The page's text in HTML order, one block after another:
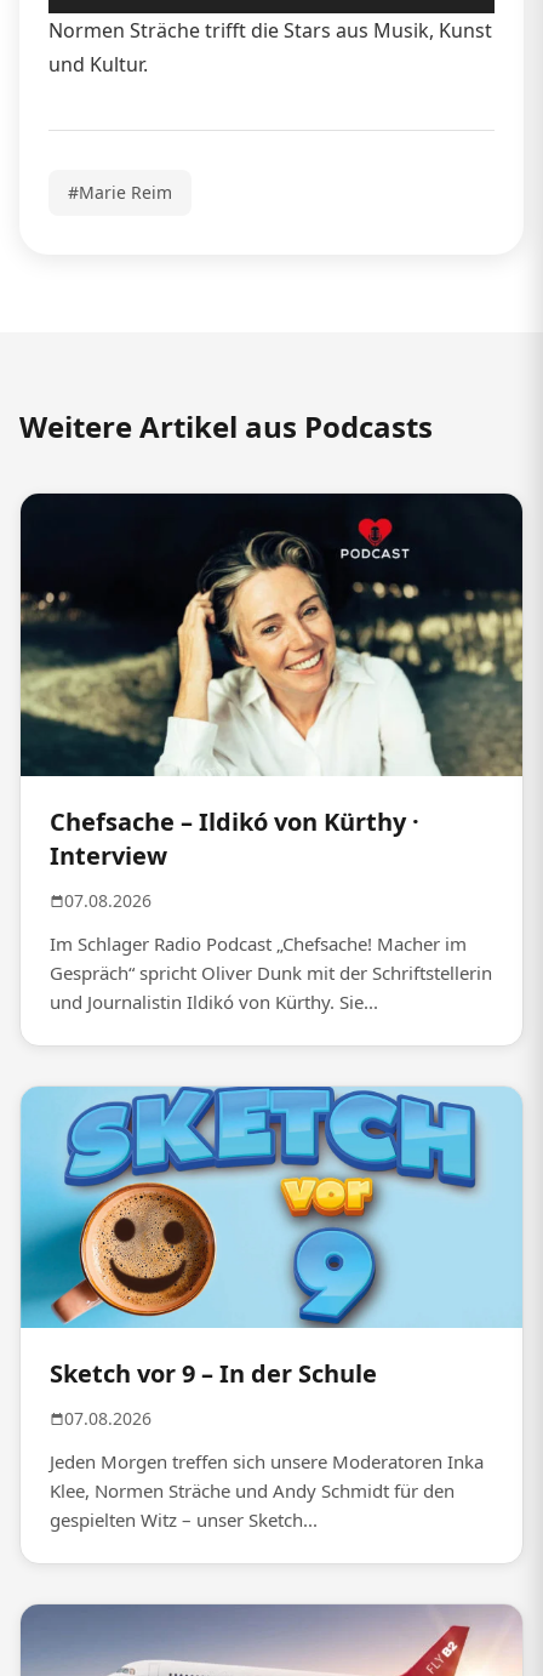
Player
Normen Sträche trifft die Stars aus Musik, Kunst
und Kultur.
#Marie Reim
Weitere Artikel aus Podcasts
Chefsache – Ildikó von Kürthy ·
Interview
07.08.2026
Im Schlager Radio Podcast „Chefsache! Macher im
Gespräch“ spricht Oliver Dunk mit der Schriftstellerin
und Journalistin Ildikó von Kürthy. Sie...
Sketch vor 9 – In der Schule
07.08.2026
Jeden Morgen treffen sich unsere Moderatoren Inka
Klee, Normen Sträche und Andy Schmidt für den
gespielten Witz – unser Sketch...